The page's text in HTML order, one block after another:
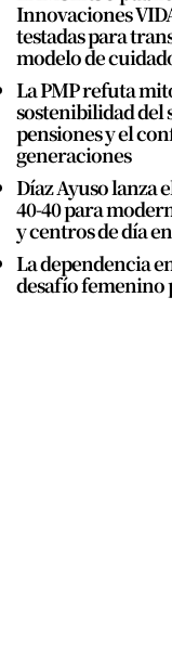
Innovaciones
testadas para
modelo de
La PMP refuta
sostenibilidad del
pensiones y el
generaciones
Díaz Ayuso lanza
40-40 para
y centros de día
La dependencia
desafío femenino